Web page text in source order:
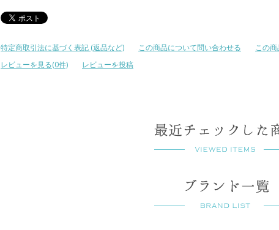
特定商取引法に基づく表記 (返品など) この商品について問い合わせる この
レビューを見る(0件)
レビューを投稿